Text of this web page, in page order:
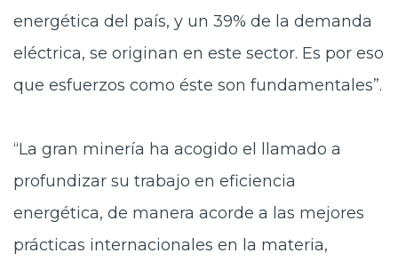
energética del país, y un 39% de la demanda
eléctrica, se originan en este sector. Es por eso
que esfuerzos como éste son fundamentales”.
“La gran minería ha acogido el llamado a
profundizar su trabajo en eficiencia
energética, de manera acorde a las mejores
prácticas internacionales en la materia,